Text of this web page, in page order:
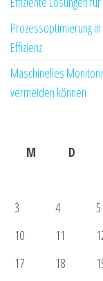
Prozessoptimierung
Effizienz
Maschinelles
vermeiden können
M
D
3
4 5
10
11
17
18